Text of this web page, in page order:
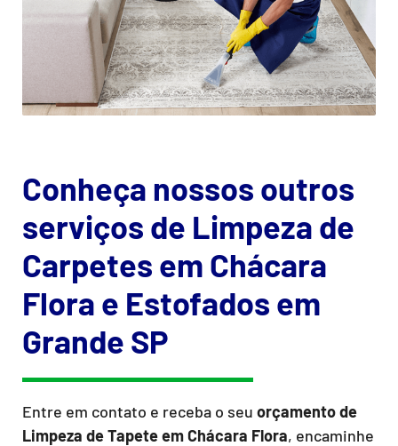
Conheça nossos outros
serviços de Limpeza de
Carpetes em Chácara
Flora e Estofados em
Grande SP
Entre em contato e receba o seu orçamento de
Limpeza de Tapeteem Chácara Flora, encaminhe